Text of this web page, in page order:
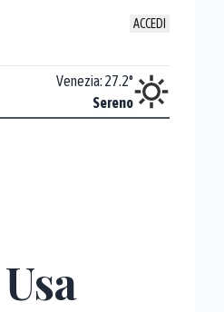
ACCEDI
Venezia: 27.2°
Sereno